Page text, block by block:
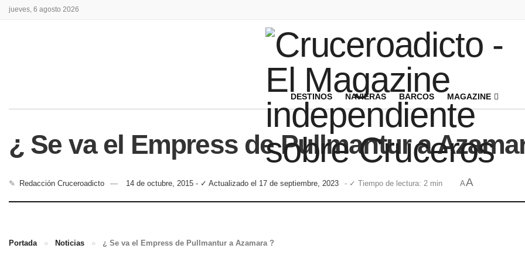
jueves, 6 agosto 2026
DESTINOS NAVIERAS BARCOS MAGAZINE
¿ Se va el Empress de Pullmantur a
✎ Redacción Cruceroadicto 14 de octubre, 2015 - ✓ Actualizado el 17 de septiembre, 2023 - ✓ Tiempo de lectura: 2 min AA
Portada » Noticias » ¿ Se va el Empress de Pullmantur a Azamara ?